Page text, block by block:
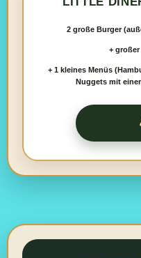
2 große Burger
+
+ 1 kleines Menüs
Nuggets mit